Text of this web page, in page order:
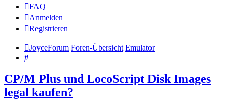
FAQ
Anmelden
Registrieren
JoyceForum Foren-Übersicht Emulator
Suche
CP/M Plus und LocoScript Disk Images
legal kaufen?